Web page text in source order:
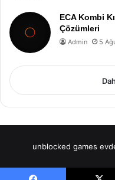
ECA Kombi
Çözümleri
Admin 5
unblocked games